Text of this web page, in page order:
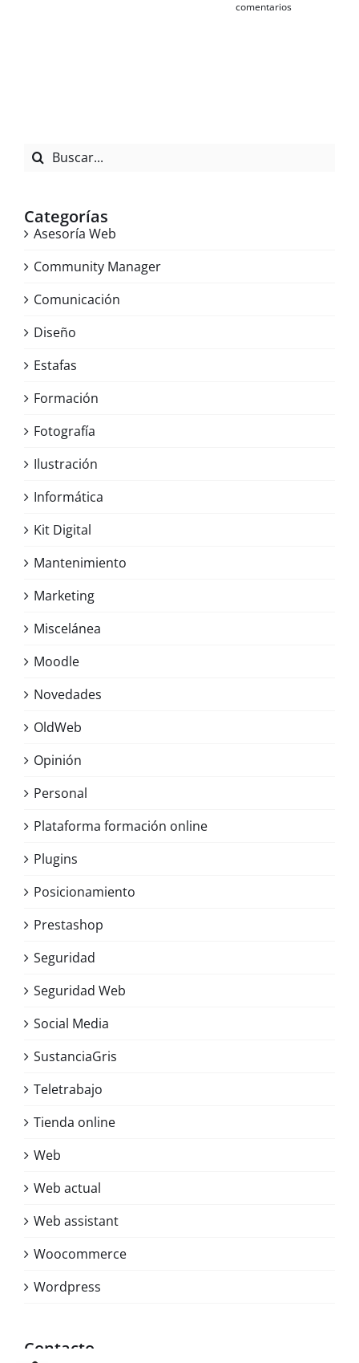
comentarios
Buscar:
Categorías
Asesoría Web
Community Manager
Comunicación
Diseño
Estafas
Formación
Fotografía
Ilustración
Informática
Kit Digital
Mantenimiento
Marketing
Miscelánea
Moodle
Novedades
OldWeb
Opinión
Personal
Plataforma formación online
Plugins
Posicionamiento
Prestashop
Seguridad
Seguridad Web
Social Media
SustanciaGris
Teletrabajo
Tienda online
Web
Web actual
Web assistant
Woocommerce
Wordpress
Contacto